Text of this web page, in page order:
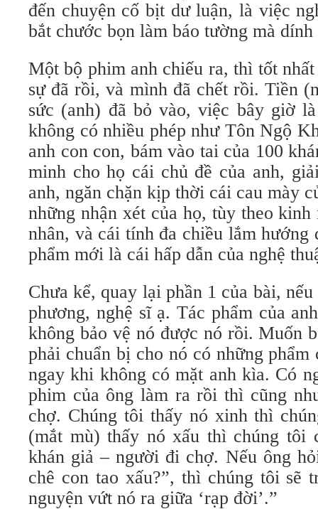
đến chuyện cố bịt dư luận, là việc
bắt chước bọn làm báo tường mà dính
Một bộ phim anh chiếu ra, thì tốt
sự đã rồi, và mình đã chết rồi. Tiền
sức (anh) đã bỏ vào, việc bây giờ
không có nhiều phép như Tôn Ngộ
anh con con, bám vào tai của 100
minh cho họ cái chủ đề của anh,
anh, ngăn chặn kịp thời cái cau mày
những nhận xét của họ, tùy theo
nhân, và cái tính đa chiều lắm hướng
phẩm mới là cái hấp dẫn của nghệ
Chưa kể, quay lại phần 1 của bài,
phương, nghệ sĩ ạ. Tác phẩm của
không bảo vệ nó được nó rồi. Muốn
phải chuẩn bị cho nó có những phẩm
ngay khi không có mặt anh kìa. Có
phim của ông làm ra rồi thì cũng
chợ. Chúng tôi thấy nó xinh thì
(mắt mù) thấy nó xấu thì chúng tôi
khán giả – người đi chợ. Nếu ông
chê con tao xấu?”, thì chúng tôi sẽ
nguyện vứt nó ra giữa ‘rạp đời’.”